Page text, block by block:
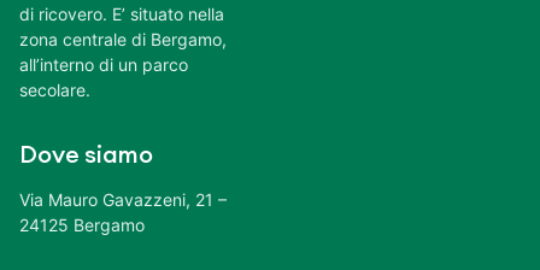
di ricovero. E’ situato nella
zona centrale di Bergamo,
all’interno di un parco
secolare.
Dove siamo
Via Mauro Gavazzeni, 21 –
24125 Bergamo